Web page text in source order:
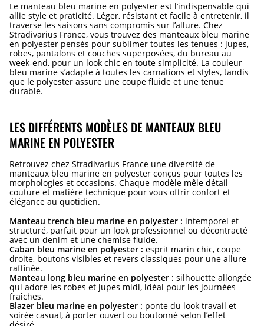
Le manteau bleu marine en polyester est l’indispensable qui
allie style et praticité. Léger, résistant et facile à entretenir, il
traverse les saisons sans compromis sur l’allure. Chez
Stradivarius France, vous trouvez des manteaux bleu marine
en polyester pensés pour sublimer toutes les tenues : jupes,
robes, pantalons et couches superposées, du bureau au
week-end, pour un look chic en toute simplicité. La couleur
bleu marine s’adapte à toutes les carnations et styles, tandis
que le polyester assure une coupe fluide et une tenue
durable.
LES DIFFÉRENTS MODÈLES DE MANTEAUX BLEU
MARINE EN POLYESTER
Retrouvez chez Stradivarius France une diversité de
manteaux bleu marine en polyester conçus pour toutes les
morphologies et occasions. Chaque modèle mêle détail
couture et matière technique pour vous offrir confort et
élégance au quotidien.
Manteau trench bleu marine en polyester : intemporel et
structuré, parfait pour un look professionnel ou décontracté
avec un denim et une chemise fluide.
Caban bleu marine en polyester : esprit marin chic, coupe
droite, boutons visibles et revers classiques pour une allure
raffinée.
Manteau long bleu marine en polyester : silhouette allongée
qui adore les robes et jupes midi, idéal pour les journées
fraîches.
Blazer bleu marine en polyester : ponte du look travail et
soirée casual, à porter ouvert ou boutonné selon l’effet